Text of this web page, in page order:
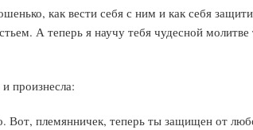
как вести себя с ним и как себя
А теперь я научу тебя чудесной
произнесла:
Вот, племянничек, теперь ты защищен от